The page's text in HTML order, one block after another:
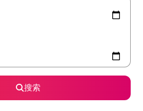
搜索